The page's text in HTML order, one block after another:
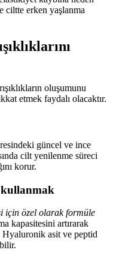
ciltte erken yaşlanma
oluşumunu
etmek faydalı olacaktır.
güncel ve ince
cilt yenilenme süreci
korur.
kullanmak
için özel olarak formüle
kapasitesini artırarak
Hyaluronik asit ve peptid